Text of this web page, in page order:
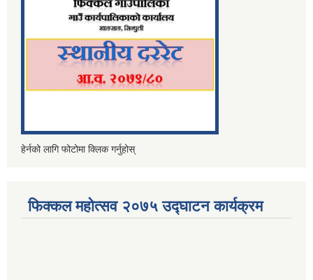
हेर्नको लागि फोटोमा क्लिक गर्नुहोस्
फिक्कल महोत्सव २०७५ उद्घाटन कार्यक्रम